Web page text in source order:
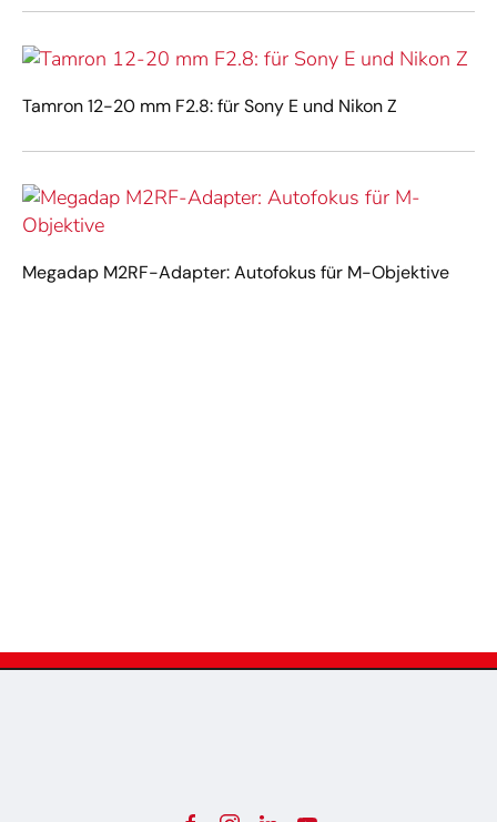
Tamron 12-20 mm F2.8: für Sony E und Nikon Z
Megadap M2RF-Adapter: Autofokus für M-Objektive